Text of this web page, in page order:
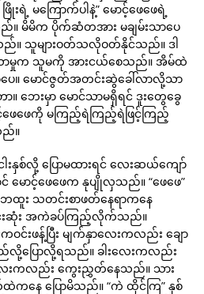
းရဲ့ မကြောက်ပါနဲ့” မောင့်ဖေဖေရဲ့
။ မိမိက ပိုက်ဆံတအား မချမ်းသာပေ
ည်။ သူများဝတ်သလိုဝတ်နိုင်သည်။ ဒါ
သာမှုက သူမကို အားငယ်စေသည်။ အိမ်ထဲ
ပေ။ မောင်ဇွတ်အတင်းဆွဲခေါ်လာလို့သာ
။ ဘေးမှာ မောင်သာမရှိရင် ဒူးတွေခွေ
ဖေဖေကို မကြည့်ရဲကြည့်ရဲဖြင့်ကြည့်
။
စ်လို့ ပြောမထားရင် လေးဆယ်ကျော်
ောင့်ဖေဖေက နုပျိုလှသည်။ “ဖေဖေ”
းဘထူး သတင်းစာဖတ်နေရာကနေ
င်းဆုံး အကဲခပ်ကြည့်လိုက်သည်။
င်းဖန့်ပြီး မျက်နှာလေးကလည်း ချော
ပြောလို့ရသည်။ ခါးလေးကလည်း
ကလည်း ကွေးညွှတ်နေသည်။ သား
ကနေ ပြောမိသည်။ “ကဲ ထိုင်ကြ” နှစ်